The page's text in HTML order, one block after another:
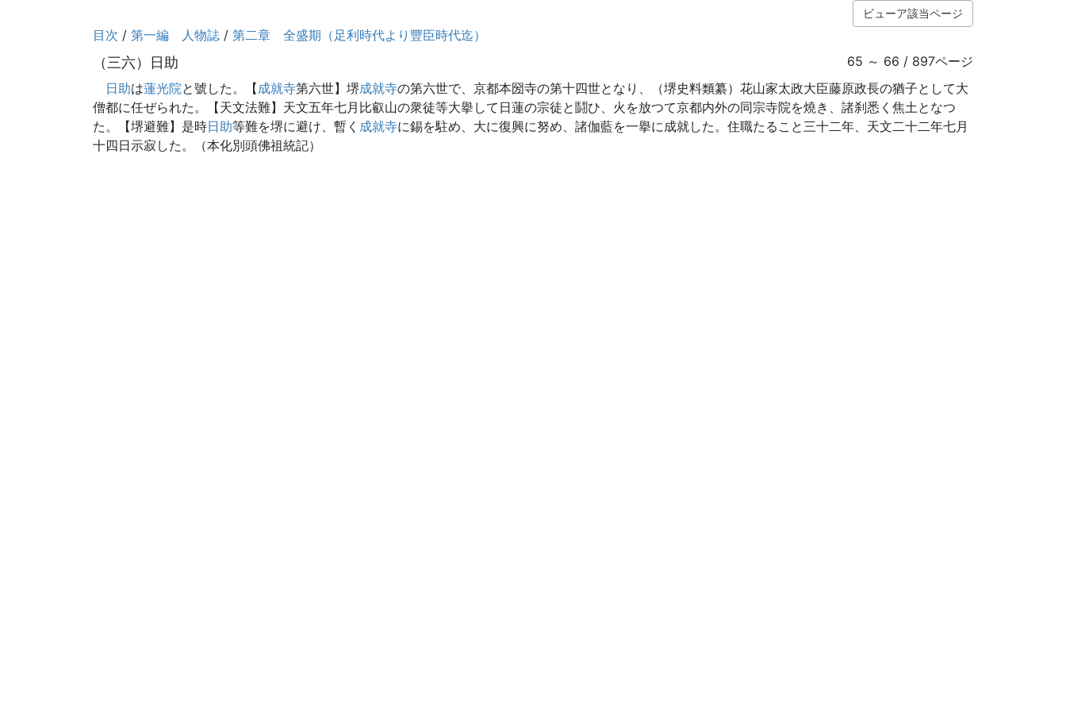
ビューア該当ページ
目次 / 第一編 人物誌 / 第二章 全盛期（足利時代より豐臣時代迄）
（三六）日助
65 ～ 66 / 897ページ
日助は蓮光院と號した。【成就寺第六世】堺成就寺の第六世で、京都本圀寺の第十四世となり、（堺史料類纂）花山家太政大臣藤原政長の猶子として大
僧都に任ぜられた。【天文法難】天文五年七月比叡山の衆徒等大擧して日蓮の宗徒と鬪ひ、火を放つて京都内外の同宗寺院を燒き、諸刹悉く焦土となつ
た。【堺避難】是時日助等難を堺に避け、暫く 成就寺に錫を駐め、大に復興に努め、諸伽藍を一擧に成就した。住職たること三十二年、天文二十二年七月
十四日示寂した。（本化別頭佛祖統記）